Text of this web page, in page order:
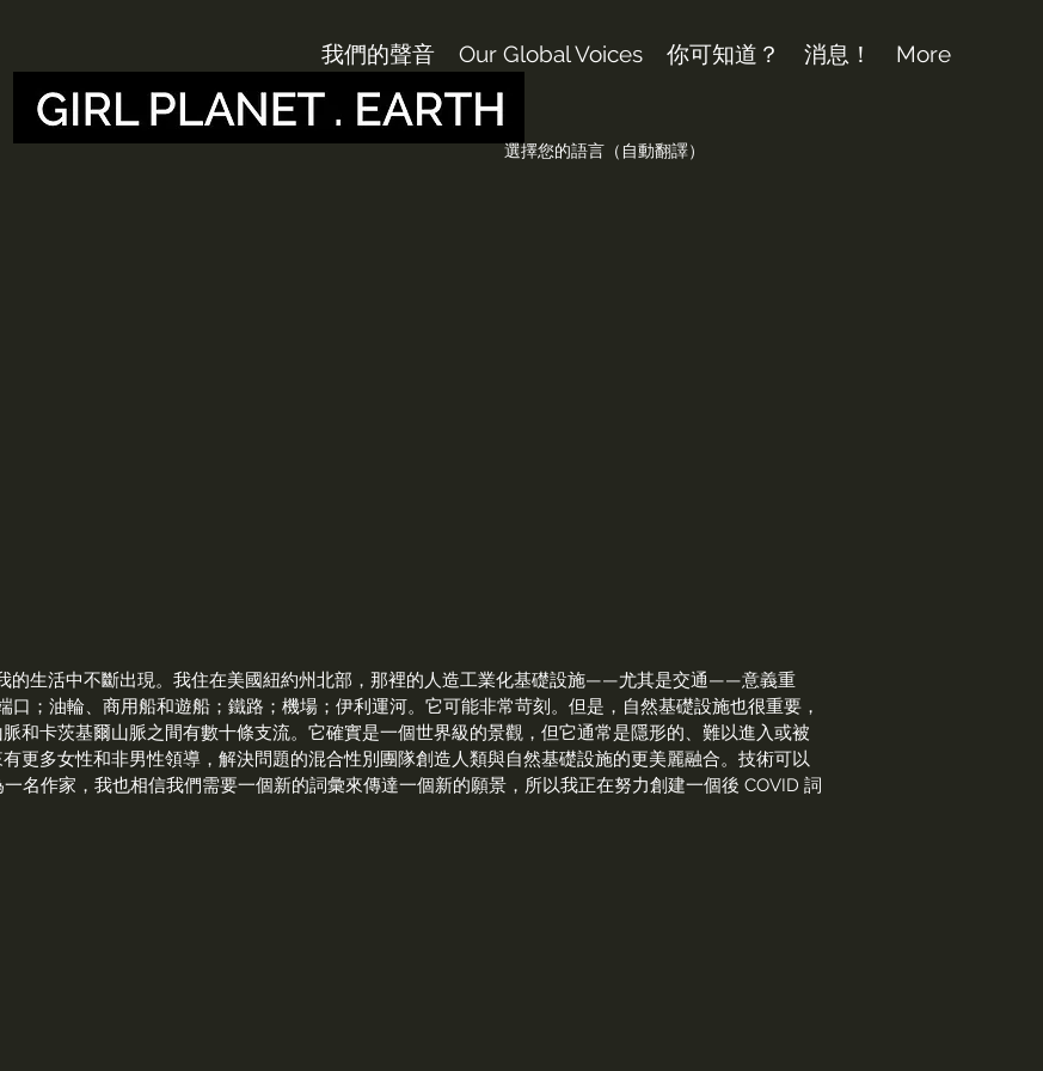
我們的聲音 Our Global Voices 你可知道？ 消息！ More
選擇您的語言（自動翻譯）
的生活中不斷出現。我住在美國紐約州北部，那裡的人造工業化基礎設施——尤其是交通——意義重
口；油輪、商用船和遊船；鐵路；機場；伊利運河。它可能非常苛刻。但是，自然基礎設施也很重要，
和卡茨基爾山脈之間有數十條支流。它確實是一個世界級的景觀，但它通常是隱形的、難以進入或被
更多女性和非男性領導，解決問題的混合性別團隊創造人類與自然基礎設施的更美麗融合。技術可以
一名作家，我也相信我們需要一個新的詞彙來傳達一個新的願景，所以我正在努力創建一個後 COVID 詞